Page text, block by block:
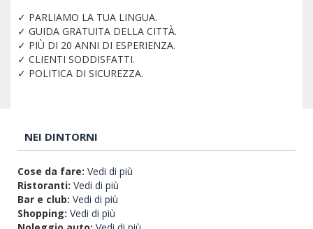
✓ PARLIAMO LA TUA LINGUA.
✓ GUIDA GRATUITA DELLA CITTÀ.
✓ PIÙ DI 20 ANNI DI ESPERIENZA.
✓ CLIENTI SODDISFATTI.
✓ POLITICA DI SICUREZZA.
NEI DINTORNI
Cose da fare: Vedi di più
Ristoranti: Vedi di più
Bar e club: Vedi di più
Shopping: Vedi di più